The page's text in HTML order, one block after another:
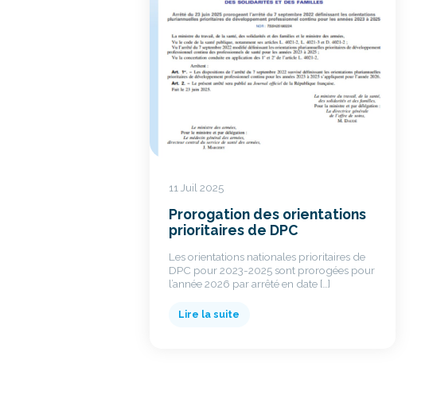
11 Juil 2025
Prorogation des orientations
prioritaires de DPC
Les orientations nationales prioritaires de
DPC pour 2023-2025 sont prorogées pour
l’année 2026 par arrêté en date […]
Lire la suite